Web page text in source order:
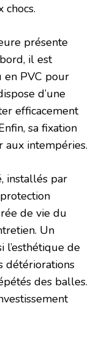
chocs.
présente
il est
en PVC pour
d’une
efficacement
sa fixation
intempéries.
installés par
de vie du
Un
l’esthétique de
détériorations
des balles.